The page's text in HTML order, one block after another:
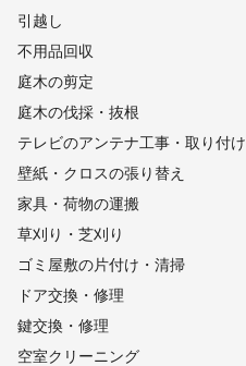
引越し
不用品回収
庭木の剪定
庭木の伐採・抜根
テレビのアンテナ工事・取り付け
壁紙・クロスの張り替え
家具・荷物の運搬
草刈り・芝刈り
ゴミ屋敷の片付け・清掃
ドア交換・修理
鍵交換・修理
空室クリーニング